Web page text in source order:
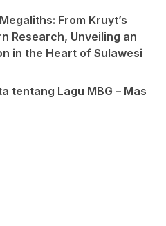
From Kruyt’s
Research, Unveiling an
in the Heart of Sulawesi
tentang Lagu MBG – Mas